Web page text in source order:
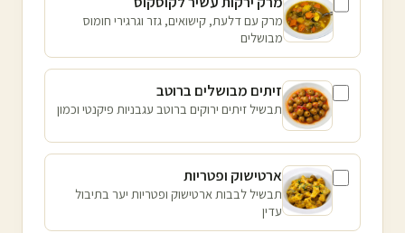
מרק עם דלעת, קישואים, גזר וגרגירי חומוס
מבושלים
זיתים מבושלים ברוטב
תבשיל זיתים ירוקים ברוטב עגבניות פיקנטי וכמון
ארטישוק ופטריות
תבשיל לבבות ארטישוק ופטריות יער בתיבול
עדין